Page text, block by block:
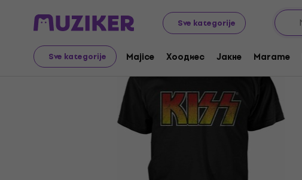
Sve kategorije
Sve kategorije Majice Хоодиес Јакне Marame
Merch Music Merch
Prodaja je završena